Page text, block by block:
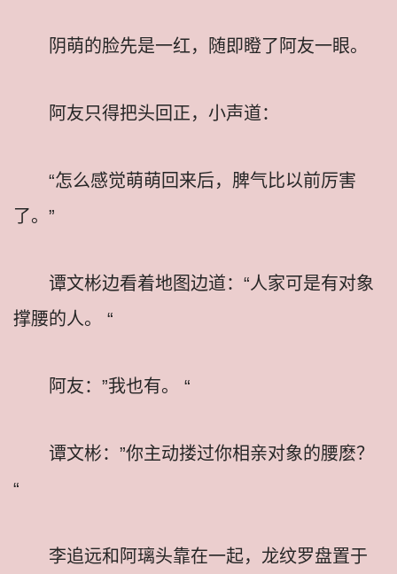
阴萌的脸先是一红，随即瞪了阿友一眼。
阿友只得把头回正，小声道：
“怎么感觉萌萌回来后，脾气比以前厉害
了。”
谭文彬边看着地图边道：“人家可是有对象
撑腰的人。 “
阿友：”我也有。 “
谭文彬：”你主动搂过你相亲对象的腰麽？
“
李追远和阿璃头靠在一起，龙纹罗盘置于